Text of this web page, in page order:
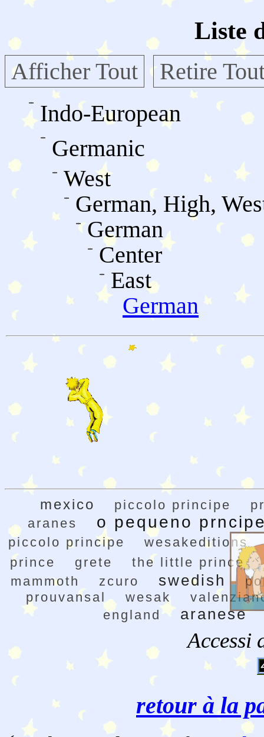
Liste
Afficher Tout
Retire
Indo-European
Germanic
West
German, High,
German
Center
East
German
mexico piccolo principe
aranes
o pequeno
piccolo principe
wesakeditions
prince
grete the little prince
mammoth
zcuro swedish
prouvansal
wesak
england
aranese
Accessi
retour à la